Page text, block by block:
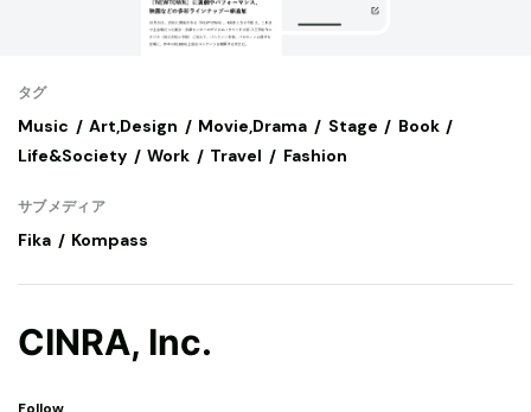
タグ
Music Art,Design Movie,Drama Stage
Book
Life&Society
Work Travel Fashion
サブメディア
Fika Kompass
CINRA, Inc.
Follow